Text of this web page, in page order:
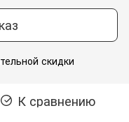
скидки
К сравнению